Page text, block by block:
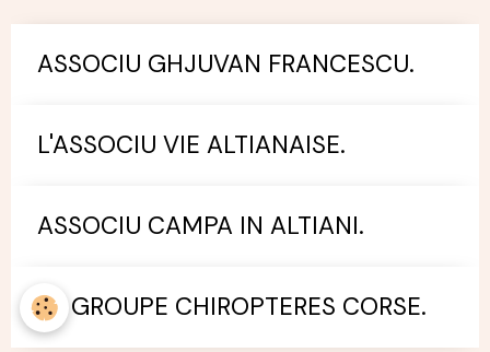
ASSOCIU GHJUVAN FRANCESCU.
L'ASSOCIU VIE ALTIANAISE.
ASSOCIU CAMPA IN ALTIANI.
LE GROUPE CHIROPTERES CORSE.